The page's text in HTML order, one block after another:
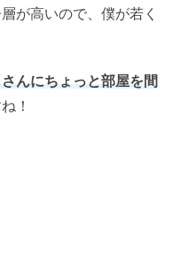
が高いので、僕が若く
んにちょっと部屋を間
！